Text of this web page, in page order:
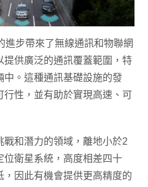
進步帶來了無線通訊和物聯網
提供廣泛的通訊覆蓋範圍，特
中。這種通訊基礎設施的發
行性，並有助於實現高速、可
和潛力的領域，離地小於2
位衛星系統，高度相差四十
因此有機會提供更高精度的